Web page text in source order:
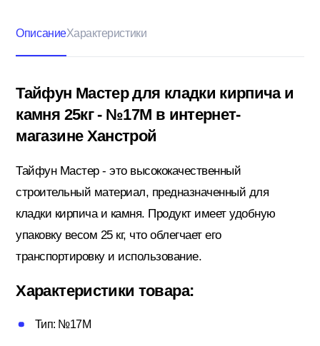
Металлопрокат
Пены; Герметики; Клей
Плита OSB; Фанера; Клей для Паркета
Потолочный плинтус
ОписаниеХарактеристики
Тайфун Мастер для кладки кирпича и
камня 25кг - №17М в интернет-
магазине Ханстрой
Тайфун Мастер - это высококачественный
строительный материал, предназначенный для
кладки кирпича и камня. Продукт имеет удобную
упаковку весом 25 кг, что облегчает его
транспортировку и использование.
Характеристики товара:
Тип: №17М